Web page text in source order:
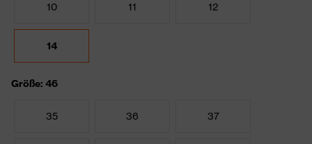
10 11 12
14
Größe: 46
35 36 37